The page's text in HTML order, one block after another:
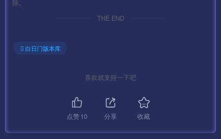
除。
THE END
白日门版本库
喜欢就支持一下吧
点赞10 分享 收藏